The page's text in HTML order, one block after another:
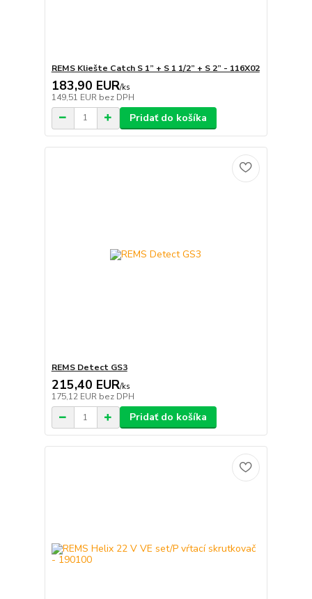
REMS Kliešte Catch S 1” + S 1 1/2” + S 2” - 116X02
183,90 EUR/ks
149,51 EUR bez DPH
Pridať do košíka
REMS Detect GS3
215,40 EUR/ks
175,12 EUR bez DPH
Pridať do košíka